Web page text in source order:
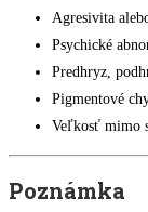
Agresivita
Psychické
Predhryz,
Pigmentové
Veľkosť mimo
Poznámka